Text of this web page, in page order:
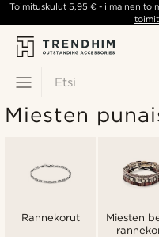
Etsi
Toimituskulut5,95 € - ilmainen
Miesten
Rannekorut
Miesten